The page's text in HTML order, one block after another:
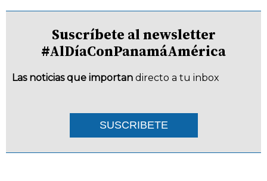
Suscríbete al newsletter
#AlDíaConPanamáAmérica
Las noticias que importan directo a tu inbox
SUSCRIBETE